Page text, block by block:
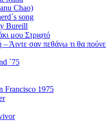
Chao)
song
Bureill
μου Στριφτό
Άιντε σαν πεθάνω τι θα πούνε
`75
Francisco 1975